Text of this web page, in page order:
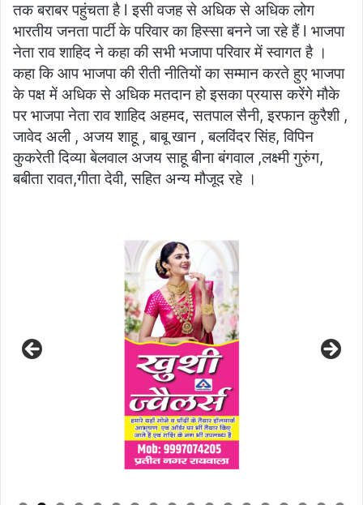
तक बराबर पहुंचता है l इसी वजह से अधिक से अधिक लोग
भारतीय जनता पार्टी के परिवार का हिस्सा बनने जा रहे हैं l भाजपा
नेता राव शाहिद ने कहा की सभी भजापा परिवार में स्वागत है ।
कहा कि आप भाजपा की रीती नीतियों का सम्मान करते हुए भाजपा
के पक्ष में अधिक से अधिक मतदान हो इसका प्रयास करेंगे मौके
पर भाजपा नेता राव शाहिद अहमद, सतपाल सैनी, इरफान कुरैशी ,
जावेद अली , अजय शाहू , बाबू खान , बलविंदर सिंह, विपिन
कुकरेती दिव्या बेलवाल अजय साहू बीना बंगवाल ,लक्ष्मी गुरुंग,
बबीता रावत,गीता देवी, सहित अन्य मौजूद रहे ।